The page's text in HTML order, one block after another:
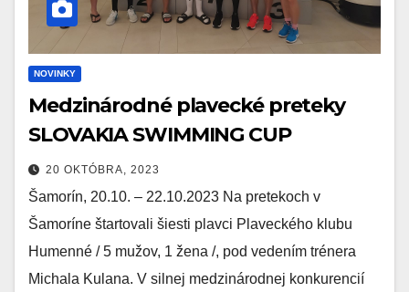
NOVINKY
Medzinárodné plavecké preteky
SLOVAKIA SWIMMING CUP
20 OKTÓBRA, 2023
Šamorín, 20.10. – 22.10.2023 Na pretekoch v
Šamoríne štartovali šiesti plavci Plaveckého klubu
Humenné / 5 mužov, 1 žena /, pod vedením trénera
Michala Kulana. V silnej medzinárodnej konkurencií